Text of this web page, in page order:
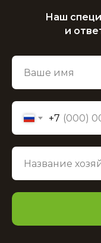
Наш
и
+7